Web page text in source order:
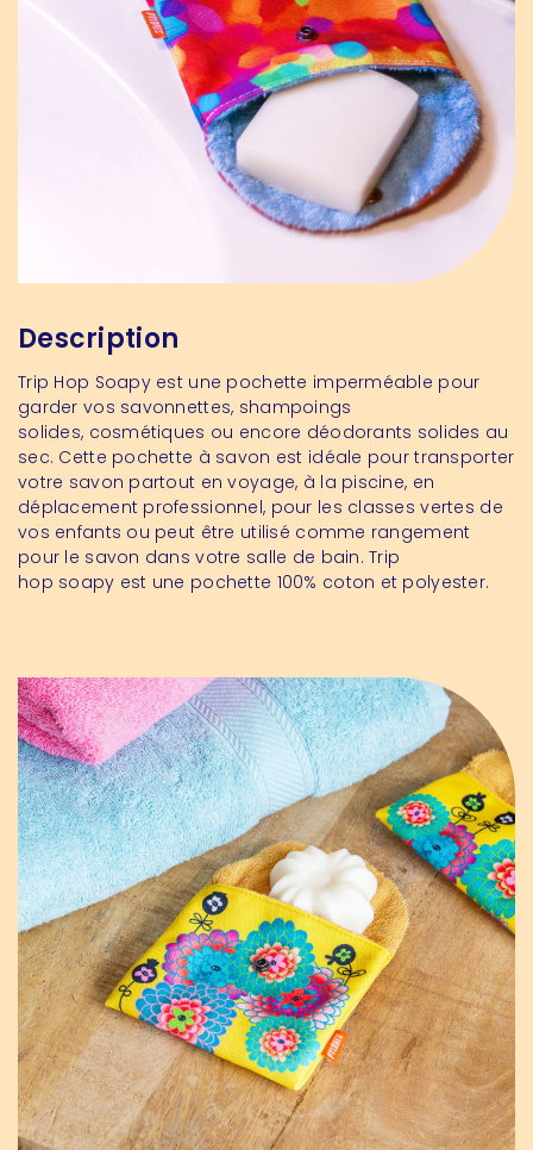
Description
Trip Hop Soapy est une pochette imperméable pour
garder vos savonnettes, shampoings
solides, cosmétiques ou encore déodorants solides au
sec. Cette pochette à savon est idéale pour transporter
votre savon partout en voyage, à la piscine, en
déplacement professionnel, pour les classes vertes de
vos enfants ou peut être utilisé comme rangement
pour le savon dans votre salle de bain.Trip
hop soapy est une pochette 100% coton et polyester.